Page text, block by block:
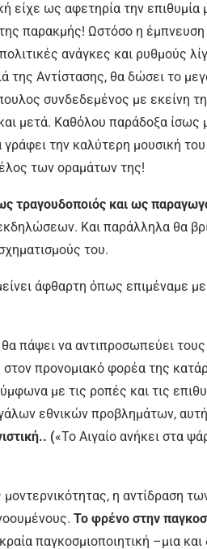
είχε ως αφετηρία την επιθυμία
παρακμής! Ωστόσο η έμπνευση
ανάγκες και ρυθμούς
της Αντίστασης, θα δώσει το
συνδεδεμένος με εκείνη
μετά. Καθόλου παράδοξα ίσως
την καλύτερη μουσική
των οραμάτων της!
τραγουδοποιός και ως
Και παράλληλα θα
του.
άφθαρτη όπως επιμέναμε
πάψει να αντιπροσωπεύει
προνομιακό φορέα της
με τις ροπές και τις
εθνικών προβλημάτων, αυτή
(«Το Αιγαίο ανήκει στα
η αντίδραση
Το φρένο στην
παγκοσμιοποιητική –μια